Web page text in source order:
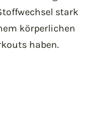
stark
körperlichen
haben.